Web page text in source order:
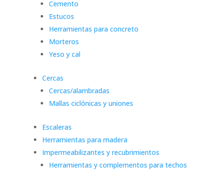
Cemento
Estucos
Herramientas para concreto
Morteros
Yeso y cal
Cercas
Cercas/alambradas
Mallas ciclónicas y uniones
Escaleras
Herramientas para madera
Impermeabilizantes y recubrimientos
Herramientas y complementos para techos